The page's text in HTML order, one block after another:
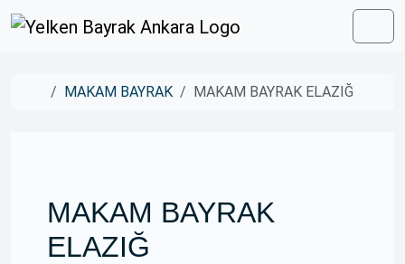
Skip to content
Skip to footer
HomeMAKAM BAYRAK MAKAM BAYRAK ELAZIĞ
MAKAM BAYRAK
ELAZIĞ